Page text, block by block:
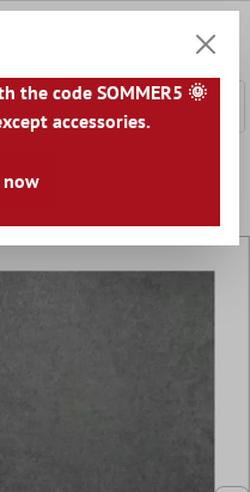
Alpago
the code SOMMER5 🌞
accessories.
now